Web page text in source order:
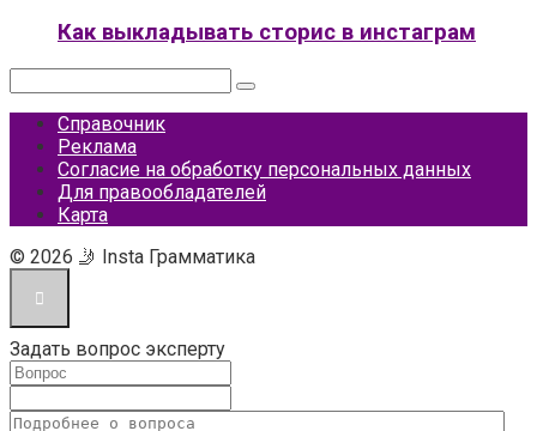
Как выкладывать сторис в инстаграм
Справочник
Реклама
Согласие на обработку персональных данных
Для правообладателей
Карта
© 2026 🤳 Insta Грамматика
Задать вопрос эксперту